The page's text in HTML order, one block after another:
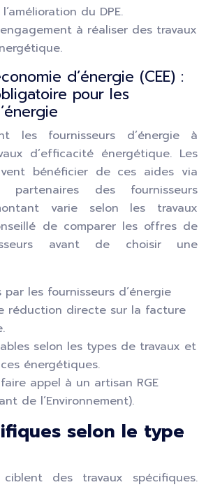
du DPE.
à réaliser des travaux
d’énergie (CEE) :
pour les
les fournisseurs d’énergie à
d’efficacité énergétique. Les
bénéficier de ces aides via
partenaires des fournisseurs
varie selon les travaux
de comparer les offres de
avant de choisir une
par les fournisseurs d’énergie
réduction directe sur la facture
selon les types de travaux et
énergétiques.
appel à un artisan RGE
de l’Environnement).
selon le type
des travaux spécifiques.